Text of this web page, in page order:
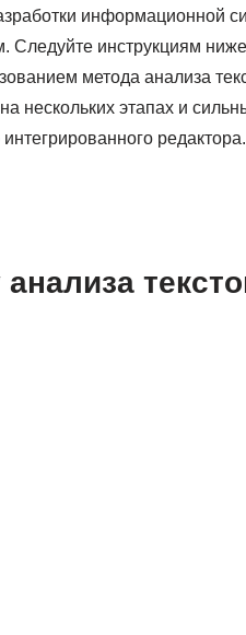
информационной
инструкциям
метода анализа
нескольких этапах и
редактора.